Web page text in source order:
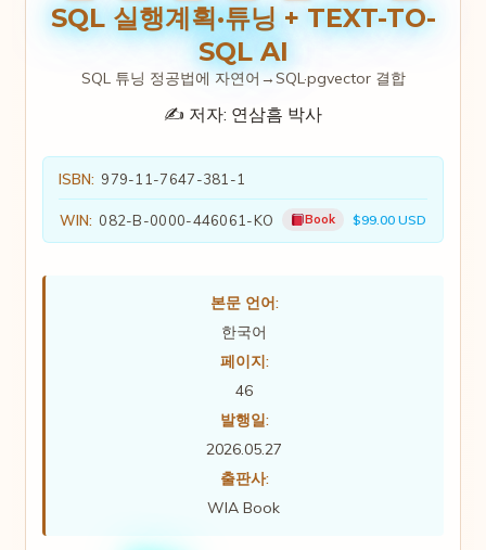
SQL 실행계획·튜닝 + TEXT-TO-
SQL AI
SQL 튜닝 정공법에 자연어→SQL·pgvector 결합
✍️ 저자: 연삼흠 박사
ISBN: 979-11-7647-381-1
WIN: 082-B-0000-446061-KO Book $99.00 USD
본문 언어:
한국어
페이지:
46
발행일:
2026.05.27
출판사:
WIA Book